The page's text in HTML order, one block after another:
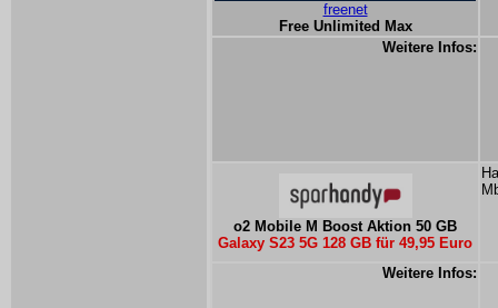
freenet
Free Unlimited Max
Weitere Infos:
o2 Mobile M Boost Aktion 50 GB
Galaxy S23 5G 128 GB für 49,95 Euro
Weitere Infos: